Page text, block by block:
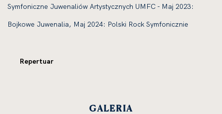
Symfoniczne Juwenaliów Artystycznych UMFC - Maj 2023:
Bojkowe Juwenalia, Maj 2024: Polski Rock Symfonicznie
Repertuar
GALERIA